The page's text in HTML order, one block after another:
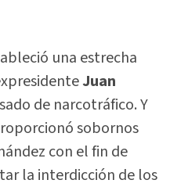
una estrecha
Juan
de narcotráfico. Y
sobornos
con el fin de
la interdicción de los